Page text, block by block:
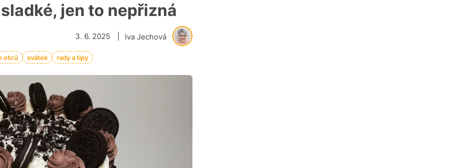
jen to nepřizná
Iva Jechová
3. 6. 2025
otců svátek rady a tipy